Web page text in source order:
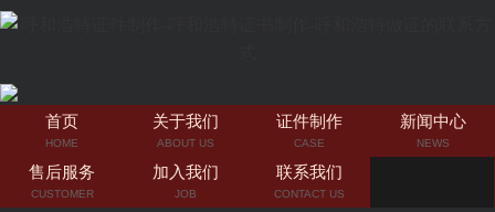
首页
HOME
关于我们
ABOUT US
证件制作
CASE
新闻中心
NEWS
售后服务
CUSTOMER
加入我们
JOB
联系我们
CONTACT US